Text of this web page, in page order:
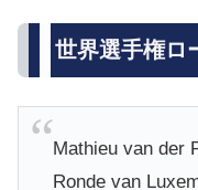
世界選手権ロ
Mathieu van der
Ronde van